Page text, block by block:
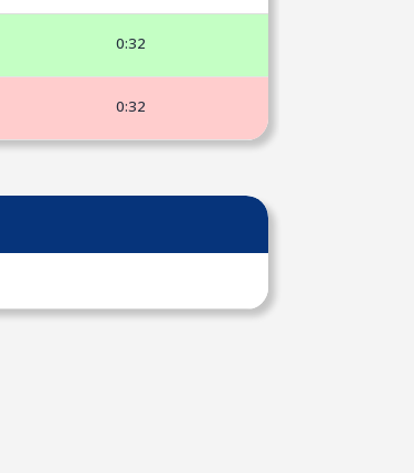
0:32
0:32